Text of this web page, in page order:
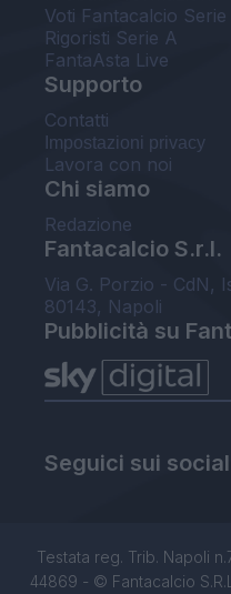
Voti Fantacalcio Serie
Rigoristi Serie A
FantaAsta Live
Supporto
Contatti
Impostazioni privacy
Lavora con noi
Chi siamo
Redazione
Fantacalcio S.r.l.
Via G. Porzio - CdN,
80143, Napoli
Pubblicità su
Seguici sui social
Testata reg. Trib. Napoli
44869 - © Fantacalcio